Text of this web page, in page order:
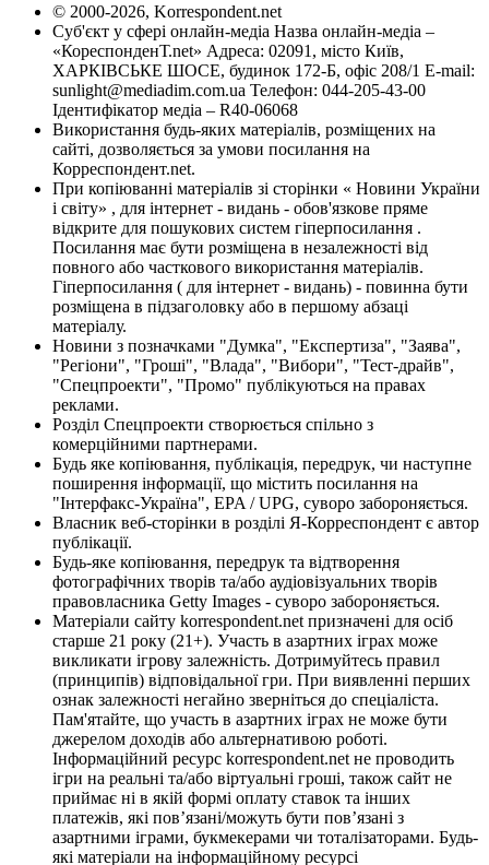
© 2000-2026, Korrespondent.net
Суб'єкт у сфері онлайн-медіа Назва онлайн-медіа –
«КореспонденТ.net» Адреса: 02091, місто Київ,
ХАРКІВСЬКЕ ШОСЕ, будинок 172-Б, офіс 208/1 E-mail:
sunlight@mediadim.com.ua Телефон: 044-205-43-00
Ідентифікатор медіа – R40-06068
Використання будь-яких матеріалів, розміщених на
сайті, дозволяється за умови посилання на
Корреспондент.net.
При копіюванні матеріалів зі сторінки « Новини України
і світу» , для інтернет - видань - обов'язкове пряме
відкрите для пошукових систем гіперпосилання .
Посилання має бути розміщена в незалежності від
повного або часткового використання матеріалів.
Гіперпосилання ( для інтернет - видань) - повинна бути
розміщена в підзаголовку або в першому абзаці
матеріалу.
Новини з позначками "Думка", "Експертиза", "Заява",
"Регіони", "Гроші", "Влада", "Вибори", "Тест-драйв",
"Спецпроекти", "Промо" публікуються на правах
реклами.
Розділ Спецпроекти створюється спільно з
комерційними партнерами.
Будь яке копіювання, публікація, передрук, чи наступне
поширення інформації, що містить посилання на
"Інтерфакс-Україна", EPA / UPG, суворо забороняється.
Власник веб-сторінки в розділі Я-Корреспондент є автор
публікації.
Будь-яке копіювання, передрук та відтворення
фотографічних творів та/або аудіовізуальних творів
правовласника Getty Images - суворо забороняється.
Матеріали сайту korrespondent.net призначені для осіб
старше 21 року (21+). Участь в азартних іграх може
викликати ігрову залежність. Дотримуйтесь правил
(принципів) відповідальної гри. При виявленні перших
ознак залежності негайно зверніться до спеціаліста.
Пам'ятайте, що участь в азартних іграх не може бути
джерелом доходів або альтернативою роботі.
Інформаційний ресурс korrespondent.net не проводить
ігри на реальні та/або віртуальні гроші, також сайт не
приймає ні в якій формі оплату ставок та інших
платежів, які пов’язані/можуть бути пов’язані з
азартними іграми, букмекерами чи тоталізаторами. Будь-
які матеріали на інформаційному ресурсі